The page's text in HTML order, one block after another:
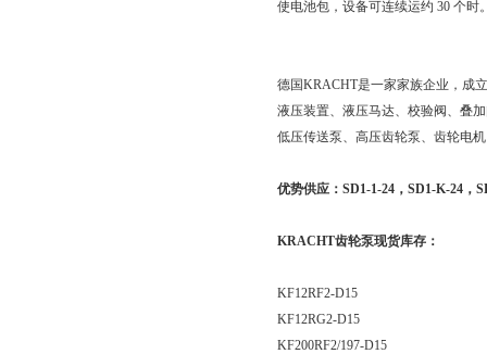
使电池包，设备可连续运约 30 个时
德国KRACHT是一家家族企业，成
液压装置、液压马达、校验阀、叠
低压传送泵、高压齿轮泵、齿轮电
优势供应：SD1-1-24，SD1-K-24，
KRACHT齿轮泵现货库存：
KF12RF2-D15
KF12RG2-D15
KF200RF2/197-D15